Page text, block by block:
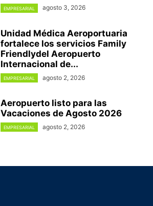
EMPRESARIAL agosto 3, 2026
Unidad Médica Aeroportuaria
fortalece los servicios Family
Friendlydel Aeropuerto
Internacional de...
EMPRESARIAL agosto 2, 2026
Aeropuerto listo para las
Vacaciones de Agosto 2026
EMPRESARIAL agosto 2, 2026